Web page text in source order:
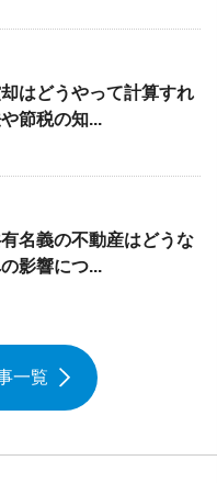
はどうやって計算すれ
節税の知...
名義の不動産はどうな
影響につ...
一覧